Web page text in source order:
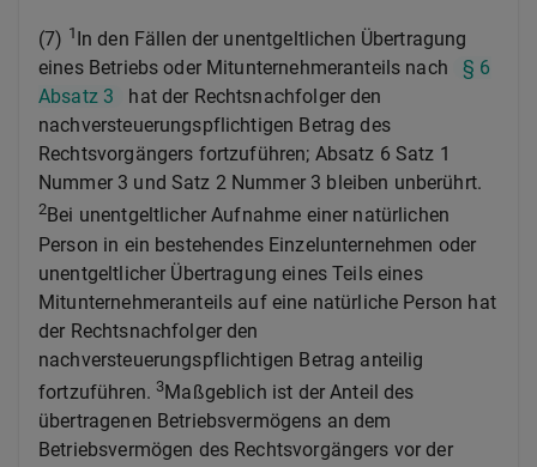
(7) 1 In den Fällen der unentgeltlichen Übertragung
eines Betriebs oder Mitunternehmeranteils nach
§ 6
Absatz 3
hat der Rechtsnachfolger den
nachversteuerungspflichtigen Betrag des
Rechtsvorgängers fortzuführen; Absatz 6 Satz 1
Nummer 3 und Satz 2 Nummer 3 bleiben unberührt.
2 Bei unentgeltlicher Aufnahme einer natürlichen
Person in ein bestehendes Einzelunternehmen oder
unentgeltlicher Übertragung eines Teils eines
Mitunternehmeranteils auf eine natürliche Person hat
der Rechtsnachfolger den
nachversteuerungspflichtigen Betrag anteilig
fortzuführen. 3Maßgeblich ist der Anteil des
übertragenen Betriebsvermögens an dem
Betriebsvermögen des Rechtsvorgängers vor der